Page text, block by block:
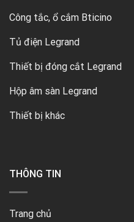
Công tắc, ổ cắm Bticino
Tủ điện Legrand
Thiết bị đóng cắt Legrand
Hộp âm sàn Legrand
Thiết bị khác
THÔNG TIN
Trang chủ